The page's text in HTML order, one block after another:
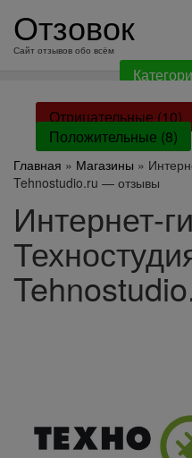
содержанию
Отзовок
Сайт отзывов обо всём
Отрицательные (10)
Положительные (8)
Главная » Магазины »
Tehnostudio.ru — отзывы
Интернет-